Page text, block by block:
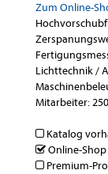
Zum Online-
Lichttechnik /
Mitarbeiter:
Katalog
Online-
Premium-